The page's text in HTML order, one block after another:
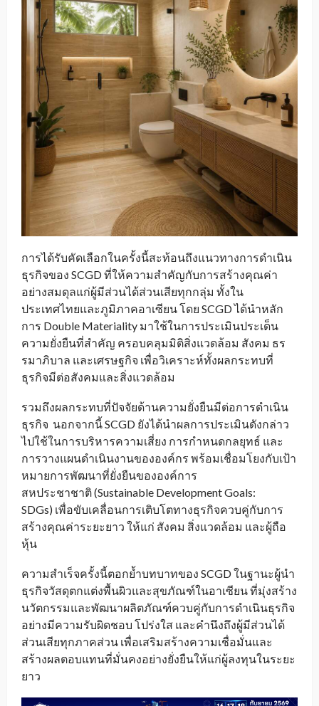
การได้รับคัดเลือกในครั้งนี้สะท้อนถึงแนวทางการดำเนิน
ธุรกิจของ SCGD ที่ให้ความสำคัญกับการสร้างคุณค่า
อย่างสมดุลแก่ผู้มีส่วนได้ส่วนเสียทุกกลุ่ม ทั้งใน
ประเทศไทยและภูมิภาคอาเซียน โดย SCGD ได้นำหลัก
การ Double Materiality มาใช้ในการประเมินประเด็น
ความยั่งยืนที่สำคัญ ครอบคลุมมิติสิ่งแวดล้อม สังคม ธร
รมาภิบาล และเศรษฐกิจ เพื่อวิเคราะห์ทั้งผลกระทบที่
ธุรกิจมีต่อสังคมและสิ่งแวดล้อม
รวมถึงผลกระทบที่ปัจจัยด้านความยั่งยืนมีต่อการดำเนิน
ธุรกิจ นอกจากนี้ SCGD ยังได้นำผลการประเมินดังกล่าว
ไปใช้ในการบริหารความเสี่ยง การกำหนดกลยุทธ์ และ
การวางแผนดำเนินงานขององค์กร พร้อมเชื่อมโยงกับเป้า
หมายการพัฒนาที่ยั่งยืนขององค์การ
สหประชาชาติ (Sustainable Development Goals:
SDGs) เพื่อขับเคลื่อนการเติบโตทางธุรกิจควบคู่กับการ
สร้างคุณค่าระยะยาว ให้แก่ สังคม สิ่งแวดล้อม และผู้ถือ
หุ้น
ความสำเร็จครั้งนี้ตอกย้ำบทบาทของ SCGD ในฐานะผู้นำ
ธุรกิจวัสดุตกแต่งพื้นผิวและสุขภัณฑ์ในอาเซียน ที่มุ่งสร้าง
นวัตกรรมและพัฒนาผลิตภัณฑ์ควบคู่กับการดำเนินธุรกิจ
อย่างมีความรับผิดชอบ โปร่งใส และคำนึงถึงผู้มีส่วนได้
ส่วนเสียทุกภาคส่วน เพื่อเสริมสร้างความเชื่อมั่นและ
สร้างผลตอบแทนที่มั่นคงอย่างยั่งยืนให้แก่ผู้ลงทุนในระยะ
ยาว